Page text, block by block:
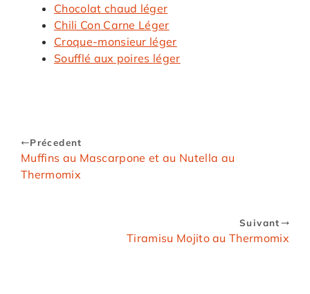
Chocolat chaud léger
Chili Con Carne Léger
Croque-monsieur léger
Soufflé aux poires léger
Précedent
Muffins au Mascarpone et au Nutella au
Thermomix
Suivant
Tiramisu Mojito au Thermomix